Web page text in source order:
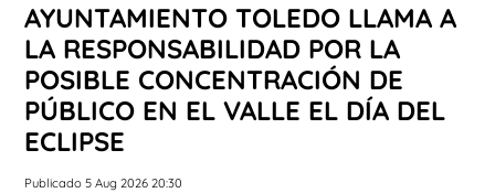
AYUNTAMIENTO TOLEDO LLAMA A
LA RESPONSABILIDAD POR LA
POSIBLE CONCENTRACIÓN DE
PÚBLICO EN EL VALLE EL DÍA DEL
ECLIPSE
Publicado 5 Aug 2026 20:30